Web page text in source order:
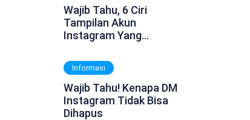
Wajib Tahu, 6 Ciri
Tampilan Akun
Instagram Yang
Informasi
Wajib Tahu! Kenapa DM
Instagram Tidak Bisa
Dihapus